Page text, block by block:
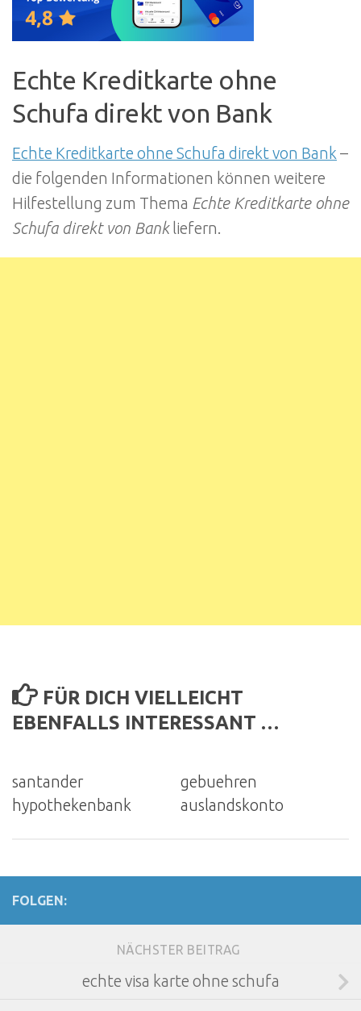
Echte Kreditkarte ohne
Schufa direkt von Bank
Echte Kreditkarte ohne Schufa direkt von Bank –
die folgenden Informationen können weitere
Hilfestellung zum Thema Echte Kreditkarte ohne
Schufa direkt von Bankliefern.
FÜR DICH VIELLEICHT
EBENFALLS INTERESSANT …
santander
hypothekenbank
gebuehren
auslandskonto
FOLGEN:
NÄCHSTER BEITRAG
echte visa karte ohne schufa